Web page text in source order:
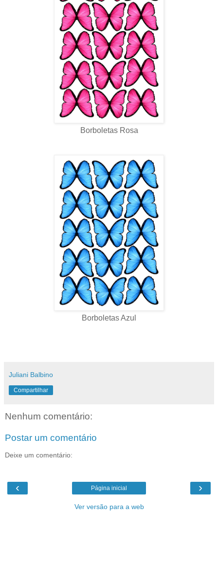
Borboletas Rosa
Borboletas Azul
Juliani Balbino
Compartilhar
Nenhum comentário:
Postar um comentário
Deixe um comentário:
‹ ›
Página inicial
Ver versão para a web